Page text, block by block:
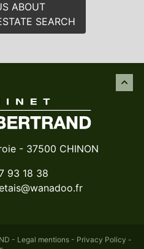
ABOUT
SEARCH
- 37500 CHINON
93 18 38
@wanadoo.fr
- Legal mentions- Privacy Policy -